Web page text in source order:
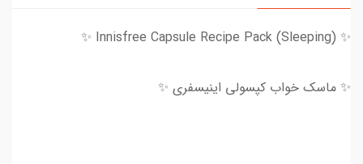
✨ Innisfree Capsule Recipe Pack (Sleeping) ✨
✨ ماسک‌ خواب کپسولی اینیسفری ✨